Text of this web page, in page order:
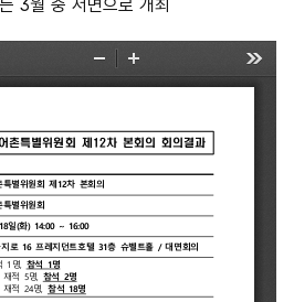
3월 중 서면으로 개최